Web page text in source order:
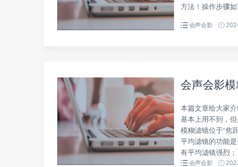
方法！操作步骤如
会声会影
会声会影
本篇文章给大家
基本上用不到，
模糊滤镜位于“焦
平均滤镜的功能
有平均滤镜强烈；
会声会影